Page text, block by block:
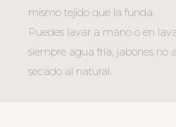
mismo tejido que la funda.
Puedes lavar a mano o en
siempre agua fría, jabones no
secado al natural.